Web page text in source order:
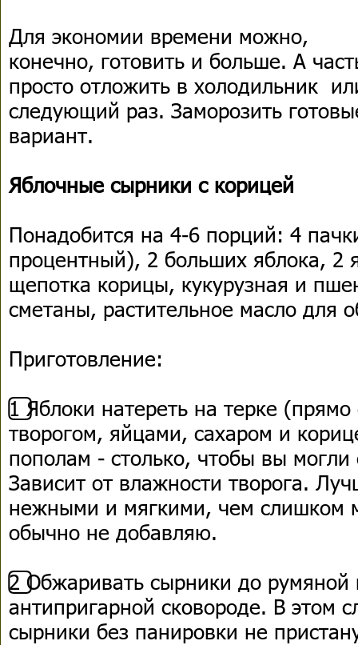
Для экономии времени можно,
конечно, готовить и больше. А
просто отложить в холодильник
следующий раз. Заморозить
вариант.
Яблочные сырники с корицей
Понадобится на 4-6 порций: 4
процентный), 2 больших яблока, 2
щепотка корицы, кукурузная и
сметаны, растительное масло для
Приготовление:
1️⃣ Яблоки натереть на терке
творогом, яйцами, сахаром и
пополам - столько, чтобы вы
Зависит от влажности творога.
нежными и мягкими, чем слишком
обычно не добавляю.
2️⃣ Обжаривать сырники до
антипригарной сковороде. В этом
сырники без панировки не